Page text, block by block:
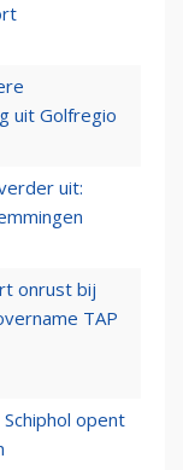
uit Golfregio
uit:
onrust bij
TAP
opent